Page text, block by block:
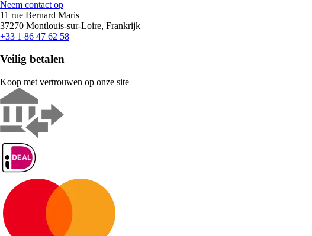
Neem contact op
11 rue Bernard Maris
37270 Montlouis-sur-Loire, Frankrijk
+33 1 86 47 62 58
Veilig betalen
Koop met vertrouwen op onze site